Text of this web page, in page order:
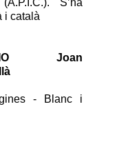
S’ha
i català
Joan
- Blanc i